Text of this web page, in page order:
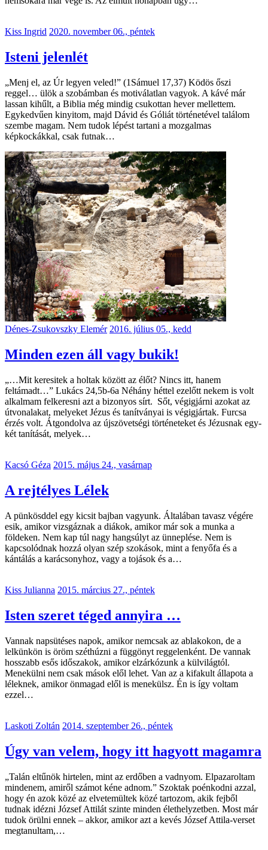
Kiss Ingrid 2020. november 06., péntek
Isteni jelenlét
„Menj el, az Úr legyen veled!” (1Sámuel 17,37) Ködös őszi
reggel… ülök a szobámban és motiválatlan vagyok. A kávé már
lassan kihűlt, a Biblia még mindig csukottan hever mellettem.
Egykedvűen kinyitom, majd Dávid és Góliát történetével találom
szembe magam. Nem tudok lépést tartani a mozgalmas
képkockákkal, csak futnak…
Dénes-Zsukovszky Elemér 2016. július 05., kedd
Minden ezen áll vagy bukik!
„…Mit keresitek a holtak között az élőt? Nincs itt, hanem
feltámadt…” Lukács 24,5b-6a Néhány héttel ezelőtt nekem is volt
alkalmam felkeresni azt a bizonyos sírt. Sőt, végigjárni azokat az
útvonalakat, melyeket Jézus és tanítványai is végigjártak. Furcsa
érzés volt. Átgondolva az újszövetségi történeteket és Jézusnak egy-
két tanítását, melyek…
Kacsó Géza 2015. május 24., vasárnap
A rejtélyes Lélek
A pünkösddel egy kicsit bajban vagyunk. Általában tavasz végére
esik, amikor vizsgáznak a diákok, amikor már sok a munka a
földeken. Nem kap túl nagy hangsúlyt az ünneplése. Nem is
kapcsolódnak hozzá olyan szép szokások, mint a fenyőfa és a
kántálás a karácsonyhoz, vagy a tojások és a…
Kiss Julianna 2015. március 27., péntek
Isten szeret téged annyira …
Vannak napsütéses napok, amikor nemcsak az ablakokon, de a
lelkünkön is öröm széthúzni a függönyt reggelenként. De vannak
hosszabb esős időszakok, amikor elzárkózunk a külvilágtól.
Menekülni nem csak mások elől lehet. Van az a kifakult állapota a
léleknek, amikor önmagad elől is menekülsz. Én is így voltam
ezzel…
Laskoti Zoltán 2014. szeptember 26., péntek
Úgy van velem, hogy itt hagyott magamra
„Talán eltűnök hirtelen, mint az erdőben a vadnyom. Elpazaroltam
mindenem, amiről számot kéne adnom.” Szoktak poénkodni azzal,
hogy én azok közé az elvetemültek közé tartozom, akik fejből
tudnak idézni József Attilát szinte minden élethelyzetben. Most már
tudok örülni ennek – akkor, amikor azt a kevés József Attila-verset
megtanultam,…